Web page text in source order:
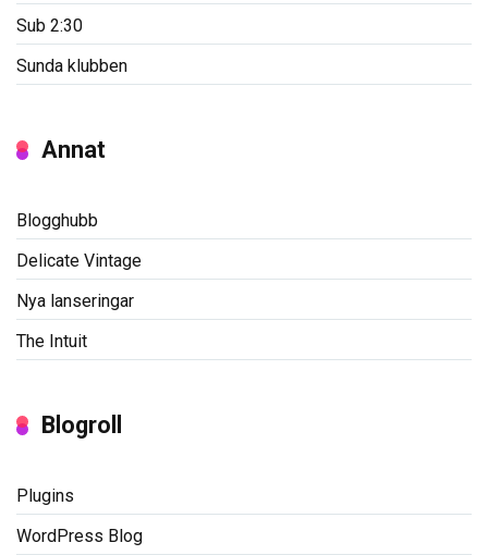
Sub 2:30
Sunda klubben
Annat
Blogghubb
Delicate Vintage
Nya lanseringar
The Intuit
Blogroll
Plugins
WordPress Blog